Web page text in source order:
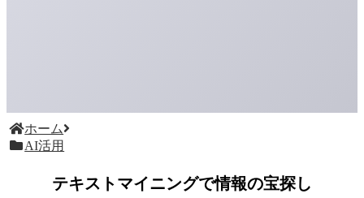
ホーム
AI活用
テキストマイニングで情報の宝探し